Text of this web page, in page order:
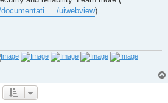
... /uiwebview).